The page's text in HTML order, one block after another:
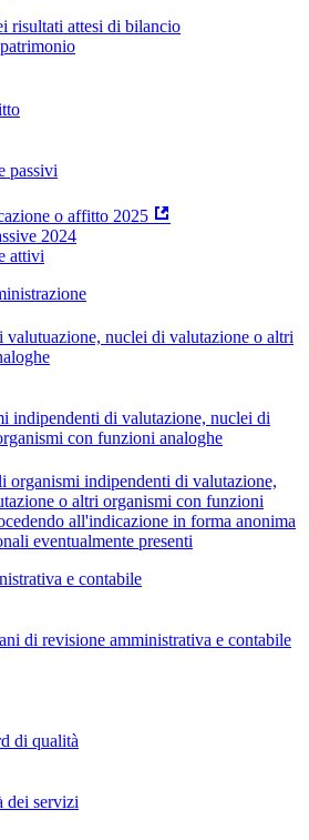
risultati attesi di bilancio
passivi
o affitto 2025
2024
attivi
nuclei di valutazione o altri
indipendenti di valutazione, nuclei di
con funzioni analoghe
organismi indipendenti di valutazione,
o altri organismi con funzioni
all'indicazione in forma anonima
eventualmente presenti
e contabile
di revisione amministrativa e contabile
di qualità
dei servizi